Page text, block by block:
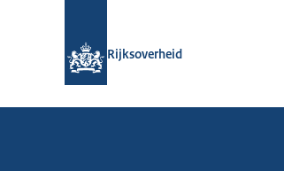
Rijksoverheid